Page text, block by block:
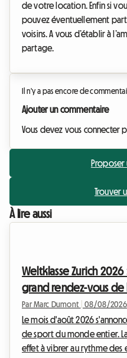
de votre location. Enfin si
pouvez éventuellement
voisins. A vous d’établir à
partage.
Il n'y a pas encore de
Ajouter un commentaire
Vous devez vous connecter
Proposer
Trouver
À lire aussi
Weltklasse Zurich
grand rendez-vous de
Par Marc Dumont 08/08/2026
Le mois d'août 2026
de sport du monde entier.
effet à vibrer au rythme des